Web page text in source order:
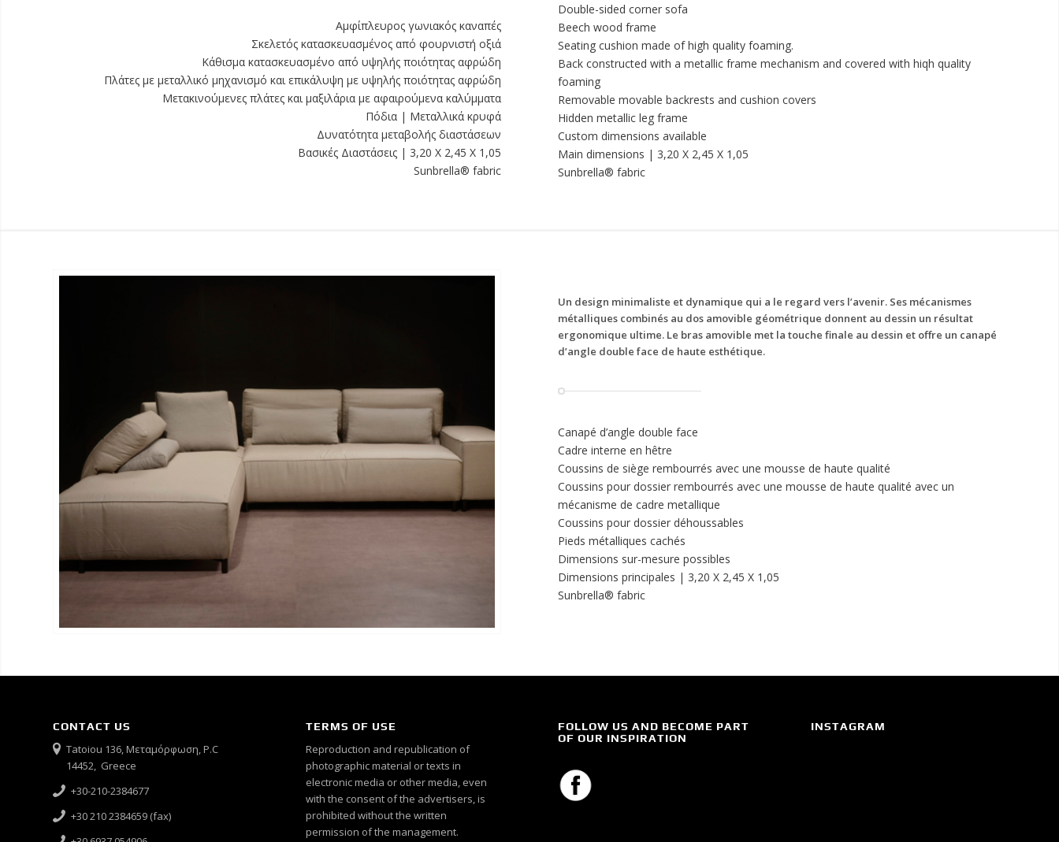
Αμφίπλευρος γωνιακός καναπές
Σκελετός κατασκευασμένος από φουρνιστή οξιά
Κάθισμα κατασκευασμένο από υψηλής ποιότητας αφρώδη
Πλάτες με μεταλλικό μηχανισμό και επικάλυψη με υψηλής ποιότητας αφρώδη
Μετακινούμενες πλάτες και μαξιλάρια με αφαιρούμενα καλύμματα
Πόδια | Μεταλλικά κρυφά
Δυνατότητα μεταβολής διαστάσεων
Βασικές Διαστάσεις | 3,20 X 2,45 X 1,05
Sunbrella® fabric
Double-sided corner sofa
Beech wood frame
Seating cushion made of high quality foaming.
Back constructed with a metallic frame mechanism and covered with hiqh quality
foaming
Removable movable backrests and cushion covers
Hidden metallic leg frame
Custom dimensions available
Main dimensions | 3,20 X 2,45 X 1,05
Sunbrella® fabric
Un design minimaliste et dynamique qui a le regard vers l’avenir. Ses mécanismes
métalliques combinés au dos amovible géométrique donnent au dessin un résultat
ergonomique ultime. Le bras amovible met la touche finale au dessin et offre un canapé
d’angle double face de haute esthétique.
Canapé d’angle double face
Cadre interne en hêtre
Coussins de siège rembourrés avec une mousse de haute qualité
Coussins pour dossier rembourrés avec une mousse de haute qualité avec un
mécanisme de cadre metallique
Coussins pour dossier déhoussables
Pieds métalliques cachés
Dimensions sur-mesure possibles
Dimensions principales | 3,20 X 2,45 X 1,05
Sunbrella® fabric
CONTACT US
Tatoiou 136, Μεταμόρφωση, P.C
14452, Greece
+30-210-2384677
+30 210 2384659 (fax)
TERMS OF USE
Reproduction and republication of
photographic material or texts in
electronic media or other media, even
with the consent of the advertisers, is
prohibited without the written
permission of the management.
FOLLOW US AND BECOME PART
OF OUR INSPIRATION
INSTAGRAM